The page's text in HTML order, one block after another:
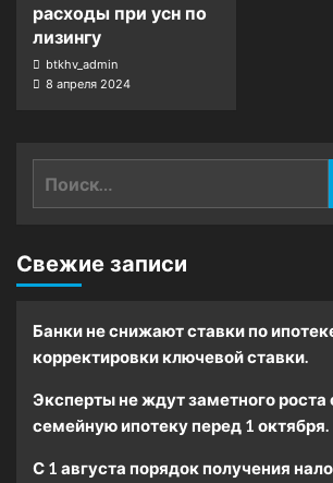
расходы при усн по
лизингу
btkhv_admin
8 апреля 2024
Свежие записи
Банки не снижают ставки по
корректировки ключевой ставки.
Эксперты не ждут заметного роста
семейную ипотеку перед 1 октября.
С 1 августа порядок получения